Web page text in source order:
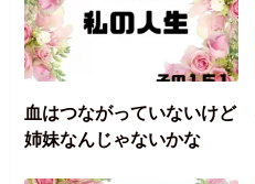
血はつながっていないけど
姉妹なんじゃないかな